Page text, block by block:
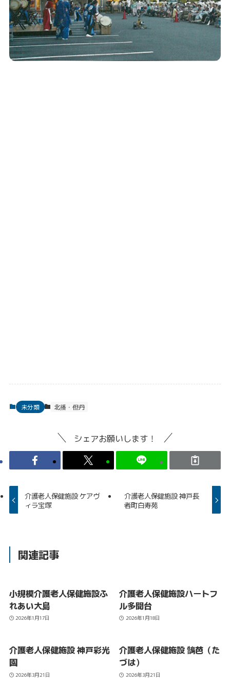
未分類 北播・但丹
シェアお願いします！
介護老人保健施設 ケアヴ
ィラ宝塚
介護老人保健施設 神戸長
者町白寿苑
関連記事
小規模介護老人保健施設ふ
れあい大島
2026年1月17日
介護老人保健施設ハートフ
ル多聞台
2026年1月18日
介護老人保健施設 神戸彩光
園
2026年3月21日
介護老人保健施設 鵠芭（た
づは）
2026年3月21日